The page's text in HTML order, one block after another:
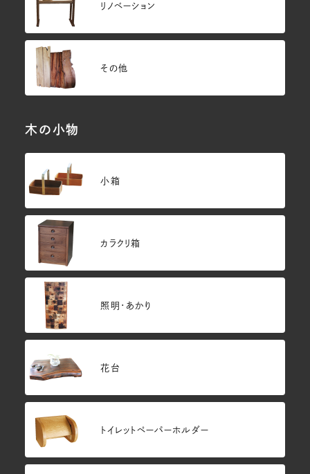
リノベーション
その他
木の小物
小箱
カラクリ箱
照明・あかり
花台
トイレットペーパーホルダー